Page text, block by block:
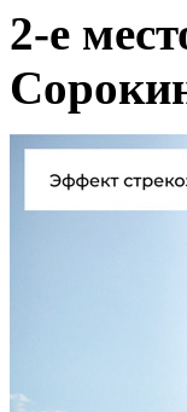
2-е